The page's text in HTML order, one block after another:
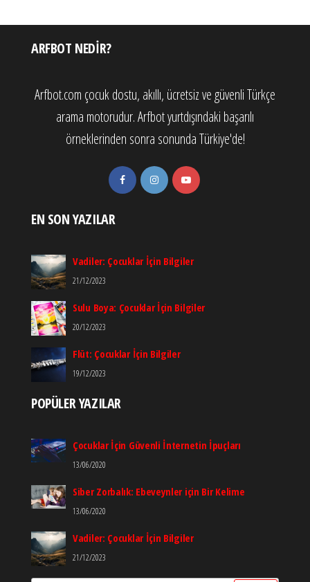
ARFBOT NEDIR?
Arfbot.com çocuk dostu, akıllı, ücretsiz ve güvenli Türkçe
arama motorudur. Arfbot yurtdışındaki başarılı
örneklerinden sonra sonunda Türkiye'de!
EN SON YAZILAR
Vadiler: Çocuklar İçin Bilgiler
21/12/2023
Sulu Boya: Çocuklar İçin Bilgiler
20/12/2023
Flüt: Çocuklar İçin Bilgiler
19/12/2023
POPÜLER YAZILAR
Çocuklar İçin Güvenli İnternetin İpuçları
13/06/2020
Siber Zorbalık: Ebeveynler için Bir Kelime
13/06/2020
Vadiler: Çocuklar İçin Bilgiler
21/12/2023